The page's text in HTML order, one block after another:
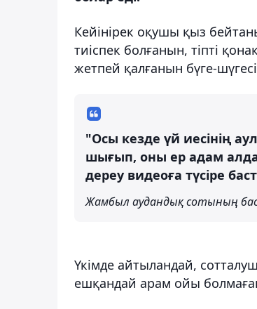
Кейінірек оқушы қыз
тиіспек болғанын, тіпті
жетпей қалғанын бүге-
"Осы кезде үй иесінің
шығып, оны ер адам
дереу видеоға түсіре
Жамбыл аудандық сотының
Үкімде айтыландай,
ешқандай арам ойы